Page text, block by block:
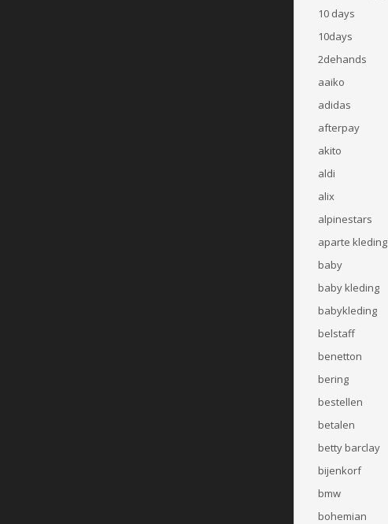
10 days
10days
2dehands
aaiko
adidas
afterpay
akito
aldi
alix
alpinestars
aparte kleding
baby
baby kleding
babykleding
belstaff
benetton
bering
bestellen
betalen
betty barclay
bijenkorf
bmw
bohemian